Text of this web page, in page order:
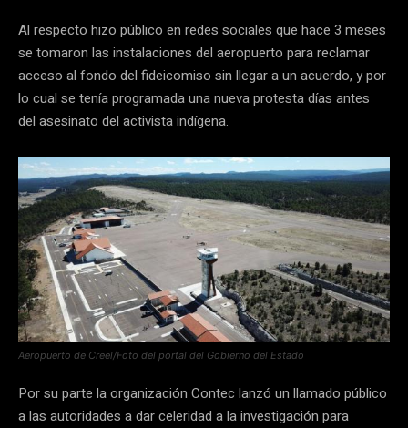
Al respecto hizo público en redes sociales que hace 3 meses
se tomaron las instalaciones del aeropuerto para reclamar
acceso al fondo del fideicomiso sin llegar a un acuerdo, y por
lo cual se tenía programada una nueva protesta días antes
del asesinato del activista indígena.
Aeropuerto de Creel/Foto del portal del Gobierno del Estado
Por su parte la organización Contec lanzó un llamado público
a las autoridades a dar celeridad a la investigación para